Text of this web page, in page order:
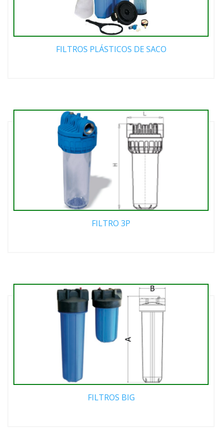
FILTROS PLÁSTICOS DE SACO
FILTRO 3P
FILTROS BIG